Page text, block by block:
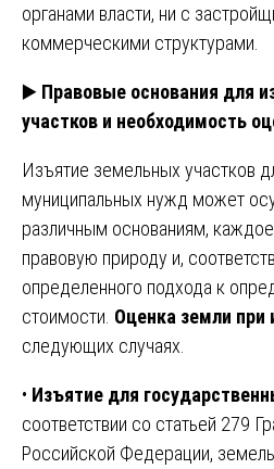
органами власти, ни с
коммерческими структурами.
▶️ Правовые основания для
участков и необходимость
Изъятие земельных участков
муниципальных нужд может
различным основаниям,
правовую природу и,
определенного подхода к
стоимости. Оценка земли при
следующих случаях.
• Изъятие для
соответствии со статьей 279
Российской Федерации,